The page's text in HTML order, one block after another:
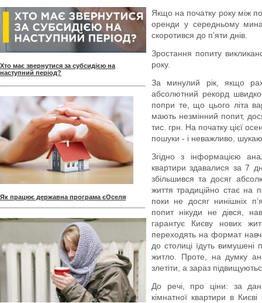
Хто має звернутися за субсидією на
наступний період?
Як працює державна програма єОселя
Якщо на початку року між
оренди у середньому
скоротився до п’яти днів.
Зростання попиту
року.
За минулий рік, якщо
абсолютний рекорд
попри те, що цього літа
мають незмінний попит,
тис. грн. На початку цієї
пошуки - і неважливо,
Згідно з інформацією
квартири здавалися за 7
збільшився та досяг
життя традиційно стає на
поки не досяг нинішніх
попит нікуди не дівся,
гарантує Києву нових
переходять на формат
до столиці їдуть
житло. Проте, на думку
злетіти, а зараз
До речі, про ціни: за
кімнатної квартири в